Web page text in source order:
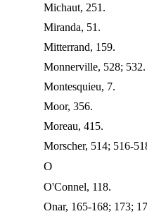
Michaut, 251.
Miranda, 51.
Mitterrand, 159.
Monnerville, 528; 532.
Montesquieu, 7.
Moor, 356.
Moreau, 415.
Morscher, 514; 516-
O
O'Connel, 118.
Onar, 165-168; 173;